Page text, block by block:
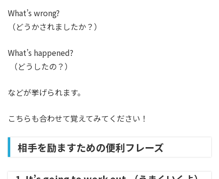
What’s wrong?
（どうかされましたか？）
What’s happened?
（どうしたの？）
などが挙げられます。
こちらも合わせて覚えてみてください！
相手を励ますための便利フレーズ